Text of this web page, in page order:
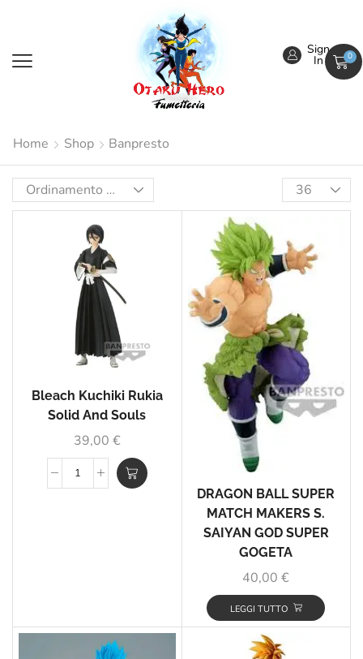
Sign
In 0
Home Shop Banpresto
Bleach Kuchiki Rukia
Solid And Souls
39,00 €
DRAGON BALL SUPER
MATCH MAKERS S.
SAIYAN GOD SUPER
GOGETA
40,00€
LEGGI TUTTO